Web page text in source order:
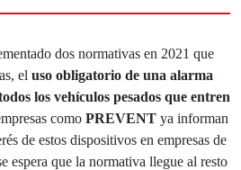
dos normativas en 2021 que
el uso obligatorio de una alarma
los vehículos pesados que entren
como PREVENT ya informan
de estos dispositivos en empresas de
espera que la normativa llegue al resto